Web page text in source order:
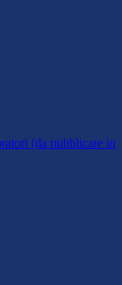
(da pubblicare in